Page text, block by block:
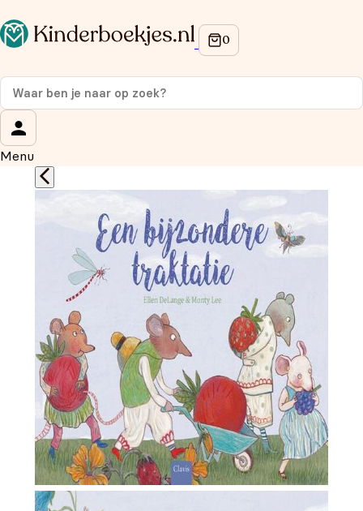
Menu
Op de hoogte blijven van onze acties?
Meld je aan voor onze nieuwsbrief en ontvang
korting
Wat is je voornaam?
Wat is je e-mailadres?*
Aanmelden
We gebruiken je gegevens om contact op te nemen, in
overeenstemming met onsprivacybeleid.